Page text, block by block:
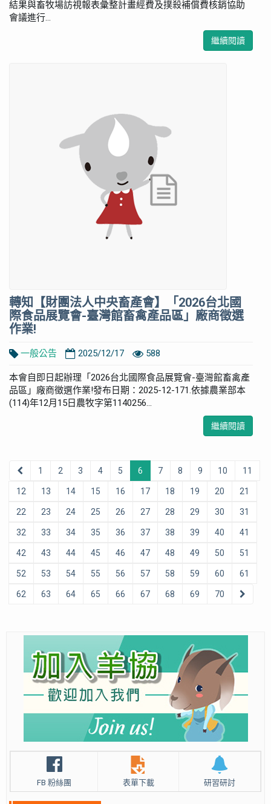
結果與畜牧場訪視報表彙整計畫經費及撲殺補償費核銷協助
會議進行...
繼續閱讀
轉知【財團法人中央畜產會】「2026台北國
際食品展覽會-臺灣館畜禽產品區」廠商徵選
作業!
一般公告 2025/12/17 588
本會自即日起辦理「2026台北國際食品展覽會-臺灣館畜禽產
品區」廠商徵選作業!發布日期：2025-12-171.依據農業部本
(114)年12月15日農牧字第1140256...
繼續閱讀
1 2 3 4 5 6 7 8 9 10 11
12 13 14 15 16 17 18 19 20 21
22 23 24 25 26 27 28 29 30 31
32 33 34 35 36 37 38 39 40 41
42 43 44 45 46 47 48 49 50 51
52 53 54 55 56 57 58 59 60 61
62 63 64 65 66 67 68 69 70
FB 粉絲團 表單下載 研習研討